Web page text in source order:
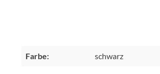
Farbe: schwarz